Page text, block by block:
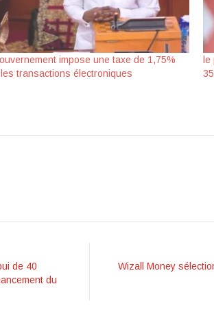
impose une taxe de 1,75%
transactions électroniques
de 40
du
Wizall Money